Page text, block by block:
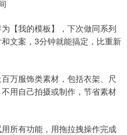
【我的模板】，下次做同系列
文案，3分钟就能搞定，比重新
万服饰类素材，包括衣架、尺
用自己拍摄或制作，节省素材
所有功能，用拖拉拽操作完成